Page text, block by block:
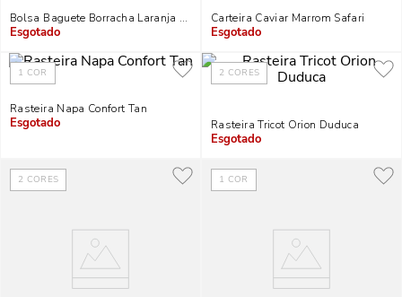
Bolsa Baguete Borracha Laranja Pêssego
Indisponível
Carteira Caviar Marrom Safari
Indisponível
1 COR
Rasteira Napa Confort Tan
Indisponível
2 CORES
Rasteira Tricot Orion Duduca
Indisponível
2 CORES 1 COR